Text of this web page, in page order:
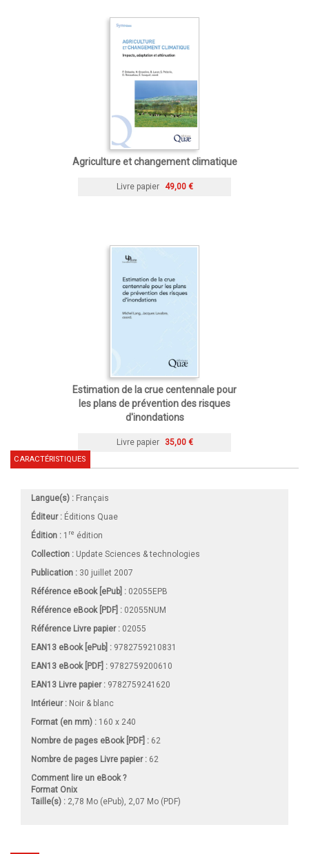
Agriculture et changement climatique
Livre papier 49,00 €
Estimation de la crue centennale pour
les plans de prévention des risques
d'inondations
Livre papier 35,00 €
CARACTÉRISTIQUES
Langue(s) : Français
Éditeur : Éditions Quae
Édition : 1 re édition
Collection : Update Sciences & technologies
Publication : 30 juillet 2007
Référence eBook [ePub] : 02055EPB
Référence eBook [PDF] : 02055NUM
Référence Livre papier : 02055
EAN13 eBook [ePub] : 9782759210831
EAN13 eBook [PDF] : 9782759200610
EAN13 Livre papier : 9782759241620
Intérieur : Noir & blanc
Format (en mm) : 160 x 240
Nombre de pages eBook [PDF] : 62
Nombre de pages Livre papier: 62
Comment lire un eBook ?
Format Onix
Taille(s) : 2,78 Mo (ePub), 2,07 Mo (PDF)